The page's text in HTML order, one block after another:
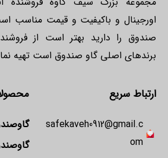
اورجینال و باکیفیت و قیمت مناسب
صندوق را دارید بهتر است از
برندهای اصلی گاو صندوق است تهیه
ارتباط سریع
safekaveh0912@gmail.c
om